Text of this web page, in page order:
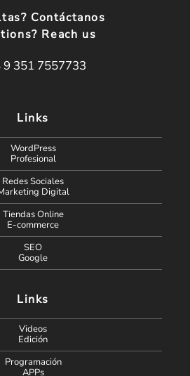
Contáctanos
Reach us
9 351 7557733
Links
WordPress
Profesional
Redes Sociales
Digital
Tiendas Online
E-commerce
SEO
Google
Links
Videos
Edición
Programación
APPs